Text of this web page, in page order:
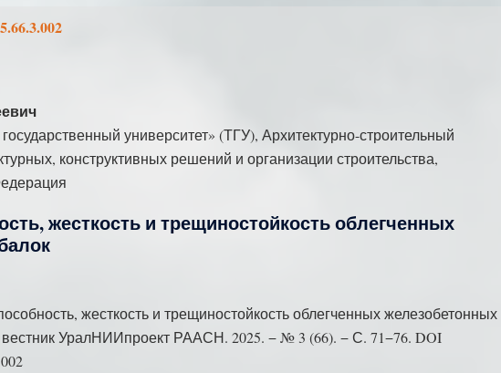
университет» (ТГУ), Архитектурно-строительный
конструктивных решений и организации строительства,
жесткость и трещиностойкость облегченных
жесткость и трещиностойкость облегченных железобетонных
вестник УралНИИпроект РААСН. 2025. − № 3 (66). − С. 71−76. DOI